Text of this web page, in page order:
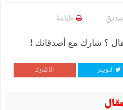
طباعة
؟ شارك مع أصدقائك !
التويتر شارك